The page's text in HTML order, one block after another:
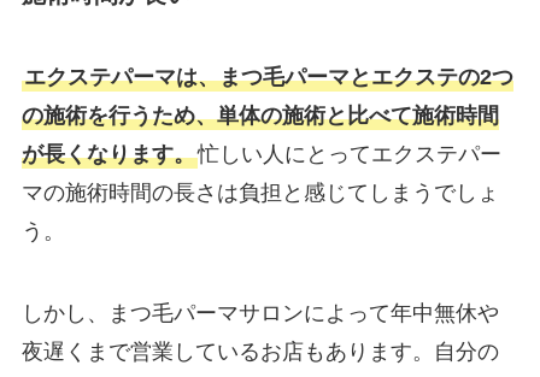
エクステパーマは、まつ毛パーマとエクステの2つ
の施術を行うため、単体の施術と比べて施術時間
が長くなります。忙しい人にとってエクステパー
マの施術時間の長さは負担と感じてしまうでしょ
う。
しかし、まつ毛パーマサロンによって年中無休や
夜遅くまで営業しているお店もあります。自分の